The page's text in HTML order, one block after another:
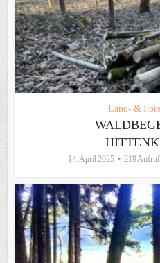
Land- &
14. April 2025 219